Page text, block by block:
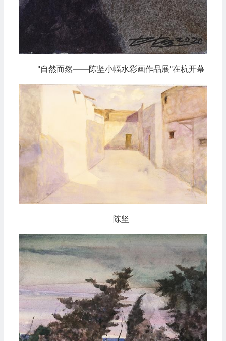
"自然而然——陈坚小幅水彩画作品展"在杭开幕
陈坚